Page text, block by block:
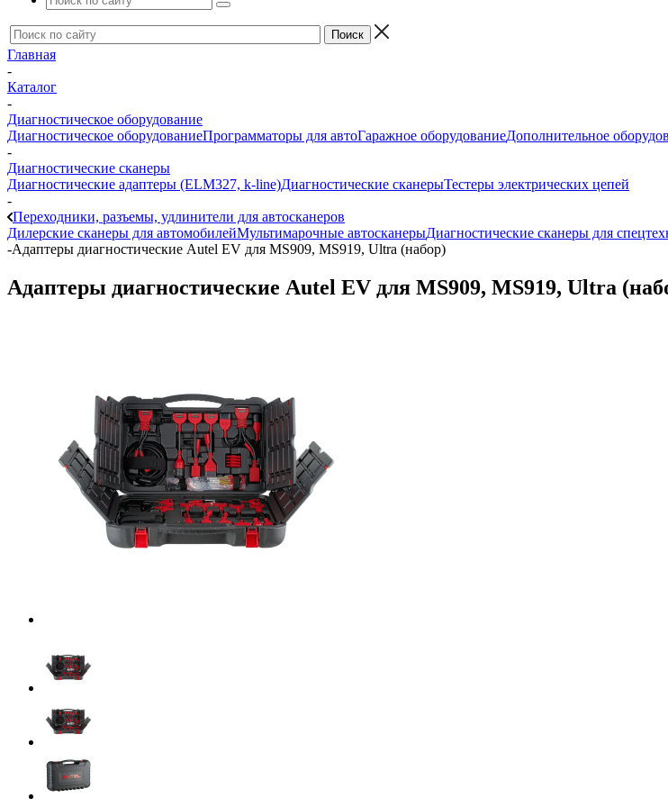
Главная
-
Каталог
-
Диагностическое оборудование
Диагностическое оборудованиеПрограмматоры для автоГаражное оборудованиеДополнительное
-
Диагностические сканеры
Диагностические адаптеры (ELM327, k-line)Диагностические сканерыТестеры электрических цепей
-
Переходники, разъемы, удлинители для автосканеров
Дилерские сканеры для автомобилейМультимарочные автосканерыДиагностические сканеры для
-Адаптеры диагностические Autel EV для MS909, MS919, Ultra (набор)
Адаптеры диагностические Autel EV для MS909, MS919, Ultra